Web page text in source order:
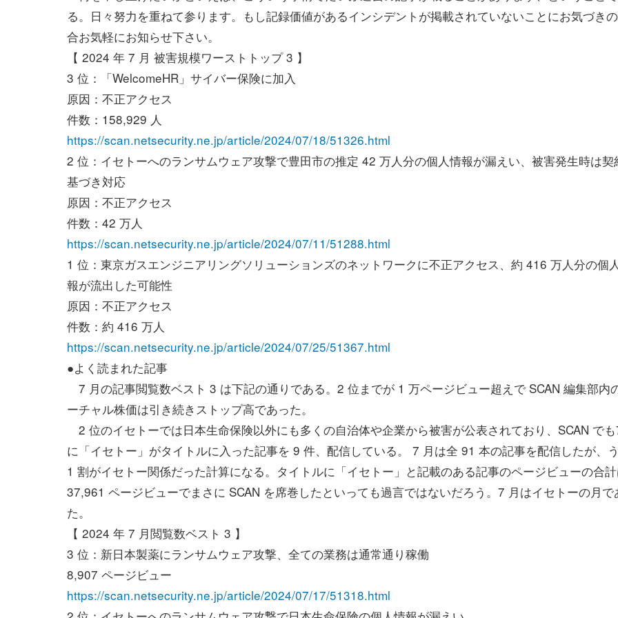
る。日々努力を重ねて参ります。もし記録価値があるインシデントが掲載されていないことにお気づき
合お気軽にお知らせ下さい。
【 2024 年 7 月 被害規模ワーストトップ 3 】
3 位：「WelcomeHR」サイバー保険に加入
原因：不正アクセス
件数：158,929 人
https://scan.netsecurity.ne.jp/article/2024/07/18/51326.html
2 位：イセトーへのランサムウェア攻撃で豊田市の推定 42 万人分の個人情報が漏えい、被害発生時は契
基づき対応
原因：不正アクセス
件数：42 万人
https://scan.netsecurity.ne.jp/article/2024/07/11/51288.html
1 位：東京ガスエンジニアリングソリューションズのネットワークに不正アクセス、約 416 万人分の個
報が流出した可能性
原因：不正アクセス
件数：約 416 万人
https://scan.netsecurity.ne.jp/article/2024/07/25/51367.html
●よく読まれた記事
7 月の記事閲覧数ベスト 3 は下記の通りである。2 位までが 1 万ページビュー超えで SCAN 編集部内
ーチャル株価は引き続きストップ高であった。
2 位のイセトーでは日本生命保険以外にも多くの自治体や企業から被害が公表されており、SCAN でも
に「イセトー」がタイトルに入った記事を 9 件、配信している。 7 月は全 91 本の記事を配信したが、
1 割がイセトー関係だった計算になる。タイトルに「イセトー」と記載のある記事のページビューの合
37,961 ページビューでまさに SCAN を席巻したといっても過言ではないだろう。7 月はイセトーの月で
た。
【 2024 年 7 月閲覧数ベスト 3 】
3 位：新日本製薬にランサムウェア攻撃、全ての業務は通常通り稼働
8,907 ページビュー
https://scan.netsecurity.ne.jp/article/2024/07/17/51318.html